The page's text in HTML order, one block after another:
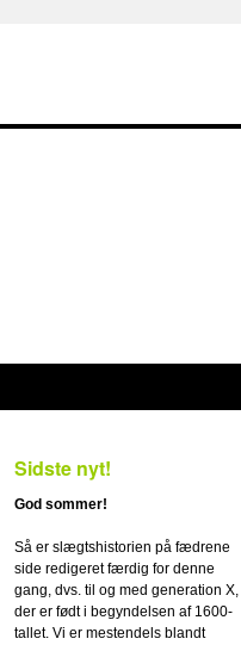
Sidste nyt!
God sommer!
Så er slægtshistorien på fædrene
side redigeret færdig for denne
gang, dvs. til og med generation X,
der er født i begyndelsen af 1600-
tallet. Vi er mestendels blandt